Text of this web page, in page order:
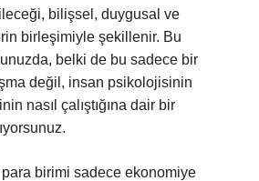
bilişsel, duygusal ve
birleşimiyle şekillenir. Bu
belki de bu sadece bir
değil, insan psikolojisinin
nasıl çalıştığına dair bir
birimi sadece ekonomiye